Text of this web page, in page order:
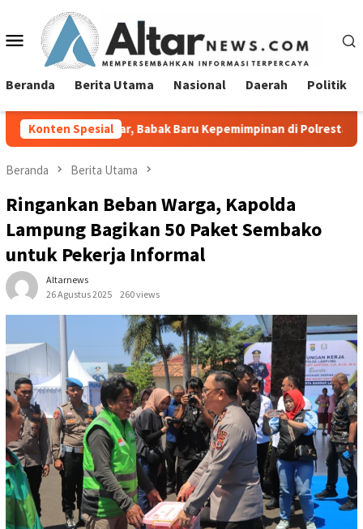
konten Menu
Mobile
Beranda Berita Utama Nasional Daerah Politik
Konten Spesial
Babak Baru Kepemimpinan di Polresta Bandar Lampung
Beranda Berita Utama
Ringankan Beban Warga, Kapolda
Lampung Bagikan 50 Paket Sembako
untuk Pekerja Informal
Altarnews
26 Agustus 2025
260 views